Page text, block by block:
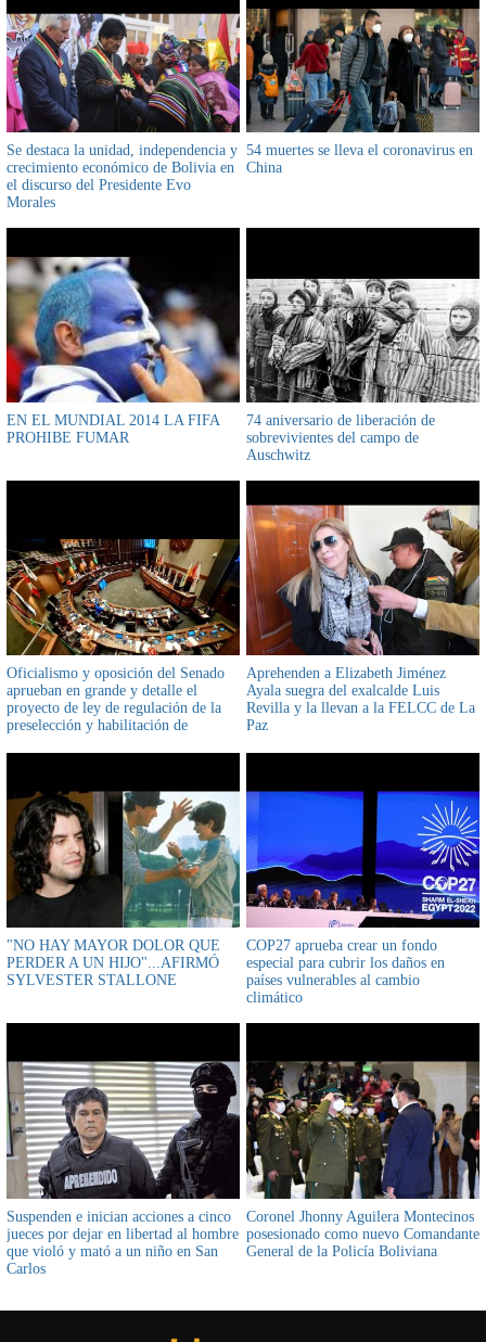
Se destaca la unidad, independencia y
crecimiento económico de Bolivia en
el discurso del Presidente Evo
Morales
54 muertes se lleva el coronavirus en
China
EN EL MUNDIAL 2014 LA FIFA
PROHIBE FUMAR
74 aniversario de liberación de
sobrevivientes del campo de
Auschwitz
Oficialismo y oposición del Senado
aprueban en grande y detalle el
proyecto de ley de regulación de la
preselección y habilitación de
Aprehenden a Elizabeth Jiménez
Ayala suegra del exalcalde Luis
Revilla y la llevan a la FELCC de La
Paz
"NO HAY MAYOR DOLOR QUE
PERDER A UN HIJO"...AFIRMÓ
SYLVESTER STALLONE
COP27 aprueba crear un fondo
especial para cubrir los daños en
países vulnerables al cambio
climático
Suspenden e inician acciones a cinco
jueces por dejar en libertad al hombre
que violó y mató a un niño en San
Carlos
Coronel Jhonny Aguilera Montecinos
posesionado como nuevo Comandante
General de la Policía Boliviana